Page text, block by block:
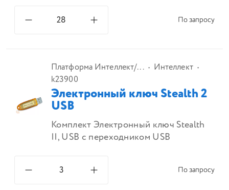
По запросу
Платформа Интеллект/...
Интеллект
k23900
Электронный ключ Stealth 2
USB
Комплект Электронный ключ Stealth
II, USB с переходником USB
По запросу